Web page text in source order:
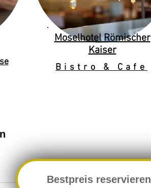
Bestpreis reservieren
Moselhotel Römischer
Kaiser
Bistro & Cafe